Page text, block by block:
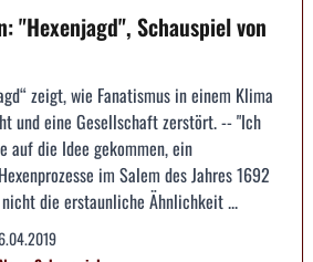
"Hexenjagd", Schauspiel von
zeigt, wie Fanatismus in einem Klima
und eine Gesellschaft zerstört. -- "Ich
auf die Idee gekommen, ein
im Salem des Jahres 1692
die erstaunliche Ähnlichkeit ...